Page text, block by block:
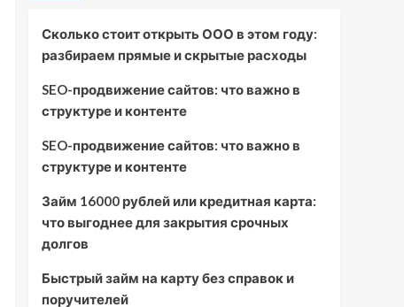
Сколько стоит открыть ООО в этом году:
разбираем прямые и скрытые расходы
SEO-продвижение сайтов: что важно в
структуре и контенте
SEO-продвижение сайтов: что важно в
структуре и контенте
Займ 16000 рублей или кредитная карта:
что выгоднее для закрытия срочных
долгов
Быстрый займ на карту без справок и
поручителей